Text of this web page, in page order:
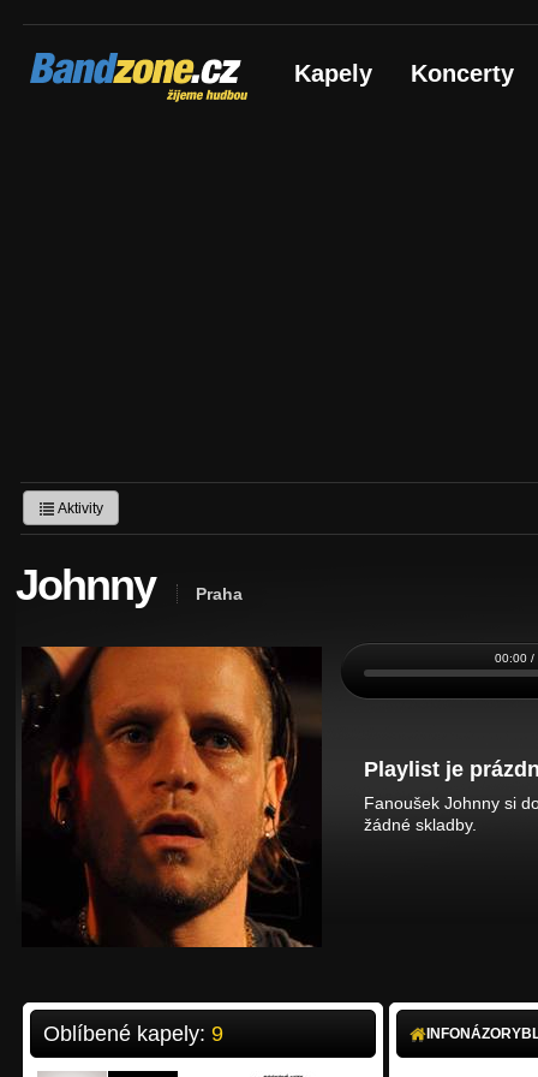
Bandzone.cz
žijeme hudbou Kapely Koncerty
Aktivity
Johnny Praha
00:00 /
Playlist je
Fanoušek Johnny si
žádné skladby.
Oblíbené kapely: 9 INFONÁZORY